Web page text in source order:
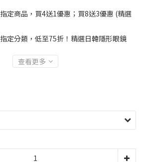
指定商品，買4送1優惠；買8送3優惠 (精選
指定分類，低至75折！精選日韓隱形眼鏡
查看更多